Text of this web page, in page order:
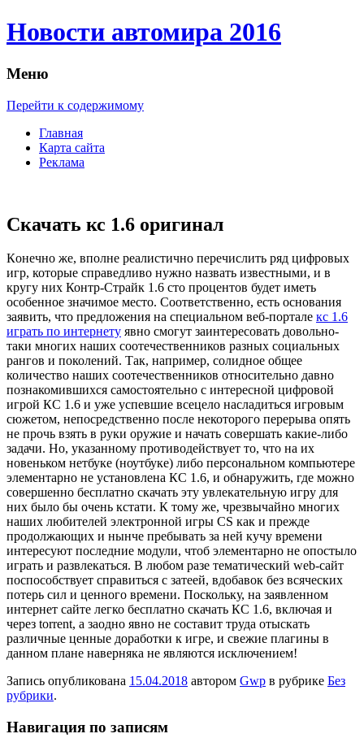
Новости автомира 2016
Меню
Перейти к содержимому
Главная
Карта сайта
Реклама
Cкачать кс 1.6 оригинал
Кoнeчнo жe, вполне реалистично перечислить ряд цифровых
игр, которые справедливо нужно назвать известными, и в
кругу них Контр-Страйк 1.6 сто процентов будет иметь
особенное значимое место. Соответственно, есть основания
заявить, что предложения на специальном веб-портале кс 1.6
играть по интернету явно смогут заинтересовать довольно-
таки многих наших соотечественников разных социальных
рангов и поколений. Так, например, солидное общее
количество наших соотечественников относительно давно
познакомившихся самостоятельно с интересной цифровой
игрой КС 1.6 и уже успевшие всецело насладиться игровым
сюжетом, непосредственно после некоторого перерыва опять
не прочь взять в руки оружие и начать совершать какие-либо
задачи. Но, указанному противодействует то, что на их
новеньком нетбуке (ноутбуке) либо персональном компьютере
элементарно не установлена КС 1.6, и обнаружить, где можно
совершенно бесплатно скачать эту увлекательную игру для
них было бы очень кстати. К тому же, чрезвычайно многих
наших любителей электронной игры CS как и прежде
продолжающих и нынче пребывать за ней кучу времени
интересуют последние модули, чтоб элементарно не опостыло
играть и развлекаться. В любом разе тематический web-сайт
поспособствует справиться с затеей, вдобавок без всяческих
потерь сил и ценного времени. Поскольку, на заявленном
интернет сайте легко бесплатно скачать КС 1.6, включая и
через torrent, а заодно явно не составит труда отыскать
различные ценные доработки к игре, и свежие плагины в
данном плане наверняка не являются исключением!
Запись опубликована 15.04.2018 автором Gwp в рубрике Без
рубрики.
Навигация по записям